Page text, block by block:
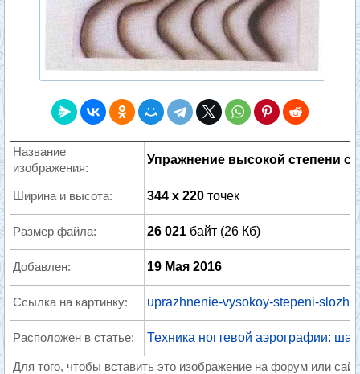
Название
изображения:
Упражнение высокой степени
Ширина и высота: 344 x 220 точек
Размер файла: 26 021 байт (26 Кб)
Добавлен: 19 Мая 2016
Ссылка на картинку: uprazhnenie-vysokoy-stepeni-
Расположен в статье: Техника ногтевой аэрографии:
Для того, чтобы вставить это изображение на форум или